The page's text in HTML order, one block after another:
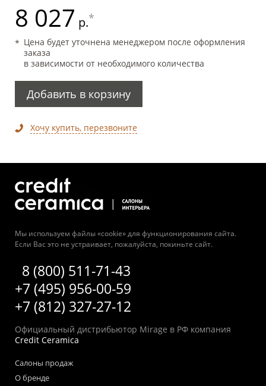
8 027 р.*
Цена будет уточнена менеджером после оформления
заказа
в зависимости от необходимого количества
Добавить в корзину
Хочу купить, перезвоните
Мы используем файлы «cookie» для функционирования сайта.
Если Вас это не устраивает, пожалуйста, покиньте сайт.
8 (800) 511-71-43
+7 (495) 956-00-59
+7 (812) 327-27-12
Официальный дистрибьютор Mirage в РФ компания
Credit Ceramica
Салоны продаж
О бренде